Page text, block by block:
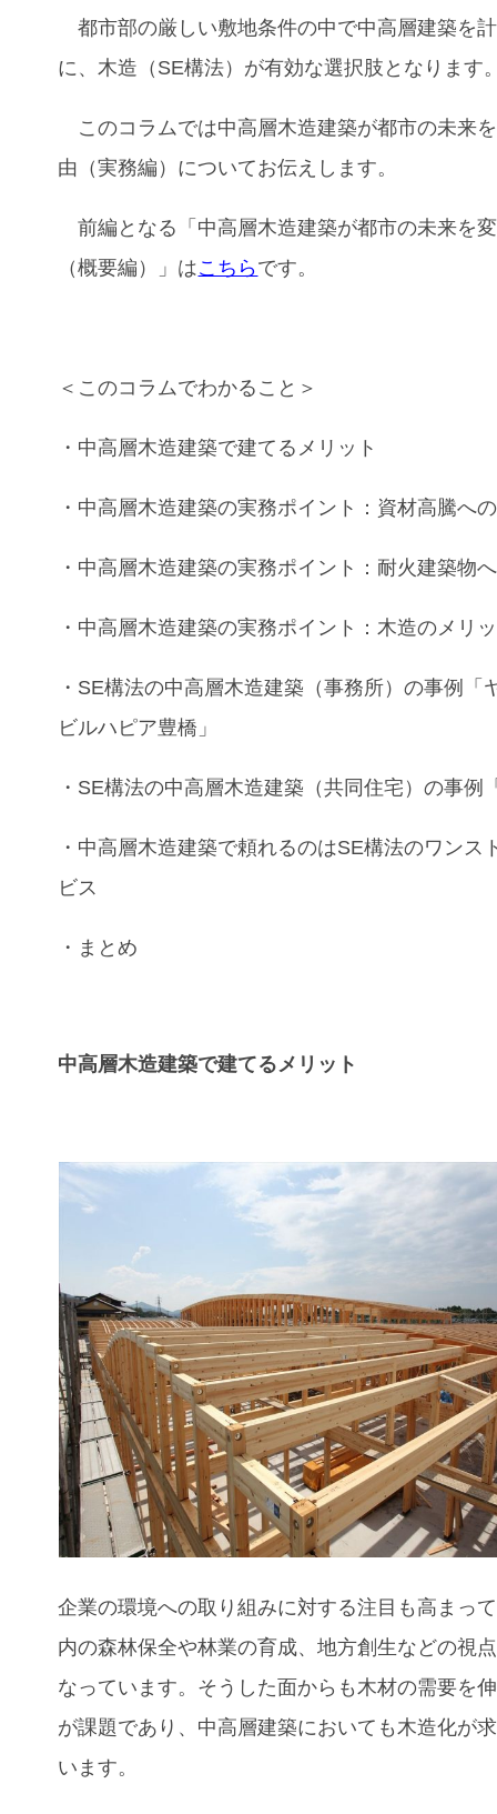
都市部の厳しい敷地条件の中で中高層建築を
に、木造（SE構法）が有効な選択肢となりま
このコラムでは中高層木造建築が都市の未来
由（実務編） についてお伝えします。
前編となる「中高層木造建築が都市の未来を
（概要編）」はこちらです。
＜このコラムでわかること＞
・ 中高層木造建築で建てる メリット
・ 中高層木造建築の実務ポイント： 資材高騰へ
・ 中高層木造建築の実務ポイント： 耐火建築物
・ 中高層木造建築の実務ポイント： 木造の メリ
・ SE構法の中高層木造建築（事務所）の事例
「
ビルハピア豊橋」
・ SE構法の中高層木造建築（共同住宅）の事例
・ 中高層木造建築で頼れるのはSE構法のワンス
ビス
・まとめ
中高層木造建築で建てるメリット
企業の環境への取り組みに対する注目も高まっ
内の森林保全や林業の育成、地方創生などの視
なっています。そうした面からも木材の需要を
が課題であり、中高層建築においても木造化が
います。